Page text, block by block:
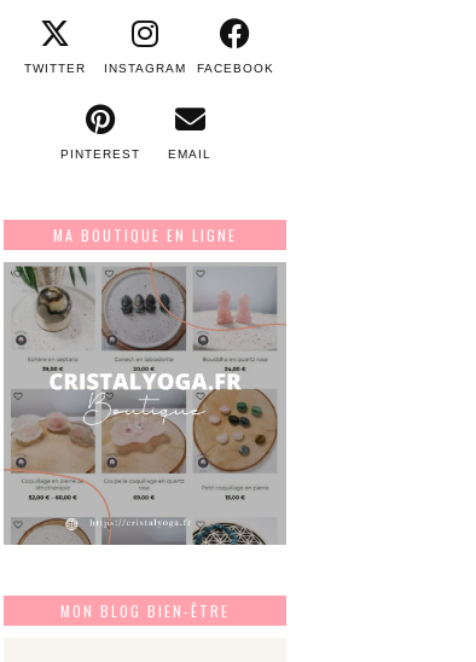
TWITTER INSTAGRAM FACEBOOK
PINTEREST EMAIL
MA BOUTIQUE EN LIGNE
MON BLOG BIEN-ÊTRE